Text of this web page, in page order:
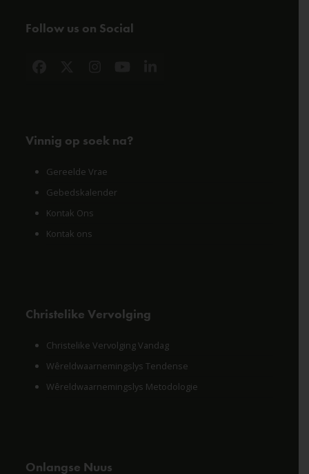
Follow us on Social
Vinnig op soek na?
Gereelde Vrae
Gebedskalender
Kontak Ons
Kontak ons
Christelike Vervolging
Christelike Vervolging Vandag
Wêreldwaarnemingslys Tendense
Wêreldwaarnemingslys Metodologie
Onlangse Nuus